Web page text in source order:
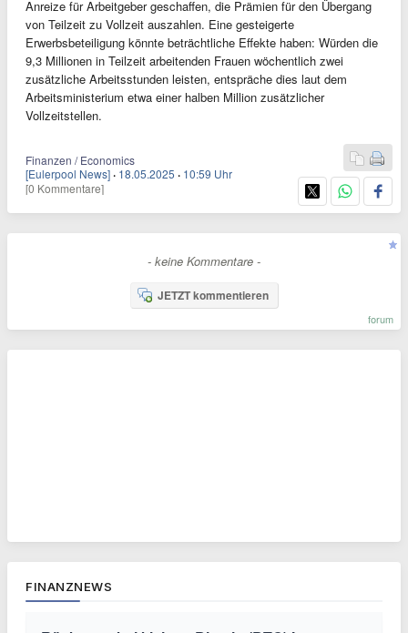
Anreize für Arbeitgeber geschaffen, die Prämien für den Übergang
von Teilzeit zu Vollzeit auszahlen. Eine gesteigerte
Erwerbsbeteiligung könnte beträchtliche Effekte haben: Würden die
9,3 Millionen in Teilzeit arbeitenden Frauen wöchentlich zwei
zusätzliche Arbeitsstunden leisten, entspräche dies laut dem
Arbeitsministerium etwa einer halben Million zusätzlicher
Vollzeitstellen.
Finanzen / Economics
[Eulerpool News] · 18.05.2025 · 10:59 Uhr
[0 Kommentare]
- keine Kommentare -
JETZT kommentieren
forum
FINANZNEWS